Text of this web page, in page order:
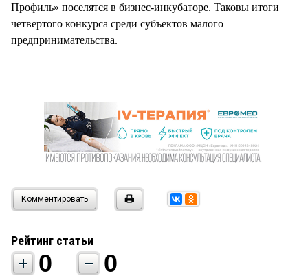
Профиль» поселятся в бизнес-инкубаторе. Таковы итоги
четвертого конкурса среди субъектов малого
предпринимательства.
Комментировать
Рейтинг статьи
0 0